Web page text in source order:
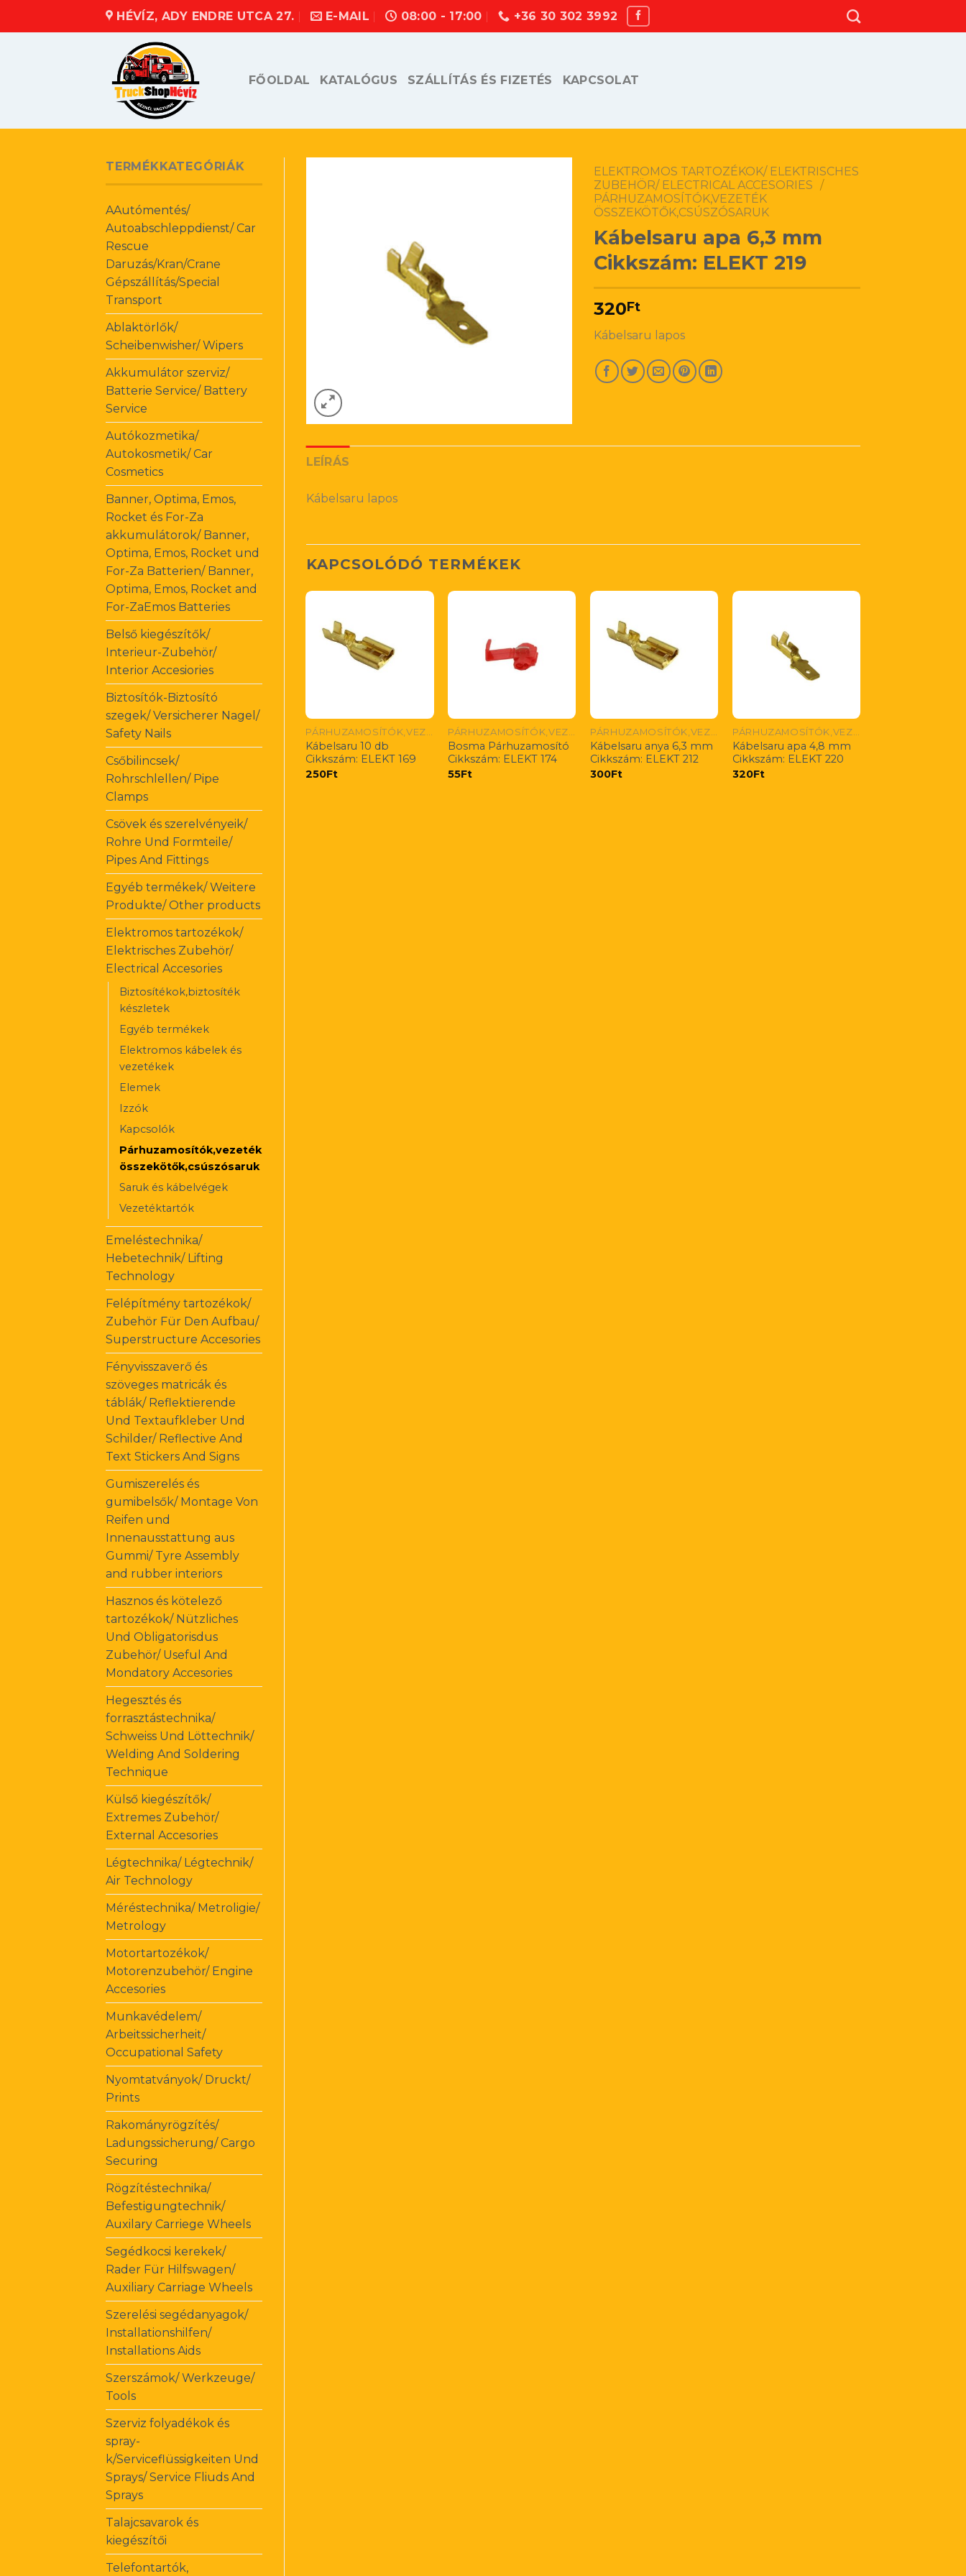
HÉVÍZ, ADY ENDRE UTCA 27. E-MAIL 08:00 - 17:00 +36 30 302 3992
FŐOLDAL KATALÓGUS SZÁLLÍTÁS ÉS FIZETÉS KAPCSOLAT
TERMÉKKATEGÓRIÁK
AAutómentés/
Autoabschleppdienst/ Car
Rescue
Daruzás/Kran/Crane
Gépszállítás/Special
Transport
Ablaktörlők/
Scheibenwisher/ Wipers
Akkumulátor szerviz/
Batterie Service/ Battery
Service
Autókozmetika/
Autokosmetik/ Car
Cosmetics
Banner, Optima, Emos,
Rocket és For-Za
akkumulátorok/ Banner,
Optima, Emos, Rocket und
For-Za Batterien/ Banner,
Optima, Emos, Rocket and
For-ZaEmos Batteries
Belső kiegészítők/
Interieur-Zubehör/
Interior Accesiories
Biztosítók-Biztosító
szegek/ Versicherer Nagel/
Safety Nails
Csőbilincsek/
Rohrschlellen/ Pipe
Clamps
Csövek és szerelvényeik/
Rohre Und Formteile/
Pipes And Fittings
Egyéb termékek/ Weitere
Produkte/ Other products
Elektromos tartozékok/
Elektrisches Zubehör/
Electrical Accesories
Biztosítékok,biztosíték
készletek
Egyéb termékek
Elektromos kábelek és
vezetékek
Elemek
Izzók
Kapcsolók
Párhuzamosítók,vezeték
összekötők,csúszósaruk
Saruk és kábelvégek
Vezetéktartók
Emeléstechnika/
Hebetechnik/ Lifting
Technology
Felépítmény tartozékok/
Zubehör Für Den Aufbau/
Superstructure Accesories
Fényvisszaverő és
szöveges matricák és
táblák/ Reflektierende
Und Textaufkleber Und
Schilder/ Reflective And
Text Stickers And Signs
Gumiszerelés és
gumibelsők/ Montage Von
Reifen und
Innenausstattung aus
Gummi/ Tyre Assembly
and rubber interiors
Hasznos és kötelező
tartozékok/ Nützliches
Und Obligatorisdus
Zubehör/ Useful And
Mondatory Accesories
Hegesztés és
forrasztástechnika/
Schweiss Und Löttechnik/
Welding And Soldering
Technique
Külső kiegészítők/
Extremes Zubehör/
External Accesories
Légtechnika/ Légtechnik/
Air Technology
Méréstechnika/ Metroligie/
Metrology
Motortartozékok/
Motorenzubehör/ Engine
Accesories
Munkavédelem/
Arbeitssicherheit/
Occupational Safety
Nyomtatványok/ Druckt/
Prints
Rakományrögzítés/
Ladungssicherung/ Cargo
Securing
Rögzítéstechnika/
Befestigungtechnik/
Auxilary Carriege Wheels
Segédkocsi kerekek/
Rader Für Hilfswagen/
Auxiliary Carriage Wheels
Szerelési segédanyagok/
Installationshilfen/
Installations Aids
Szerszámok/ Werkzeuge/
Tools
Szerviz folyadékok és
spray-
k/Serviceflüssigkeiten Und
Sprays/ Service Fliuds And
Sprays
Talajcsavarok és
kiegészítői
Telefontartók,
ELEKTROMOS TARTOZÉKOK/ ELEKTRISCHES
ZUBEHÖR/ ELECTRICAL ACCESORIES /
PÁRHUZAMOSÍTÓK,VEZETÉK
ÖSSZEKÖTŐK,CSÚSZÓSARUK
Kábelsaru apa 6,3 mm
Cikkszám: ELEKT 219
320Ft
Kábelsaru lapos
LEÍRÁS
Kábelsaru lapos
KAPCSOLÓDÓ TERMÉKEK
Kábelsaru 10 db
Cikkszám: ELEKT 169
250Ft
Bosma Párhuzamosító
Cikkszám: ELEKT 174
55Ft
Kábelsaru anya 6,3 mm
Cikkszám: ELEKT 212
300Ft
Kábelsaru apa 4,8 mm
Cikkszám: ELEKT 220
320Ft